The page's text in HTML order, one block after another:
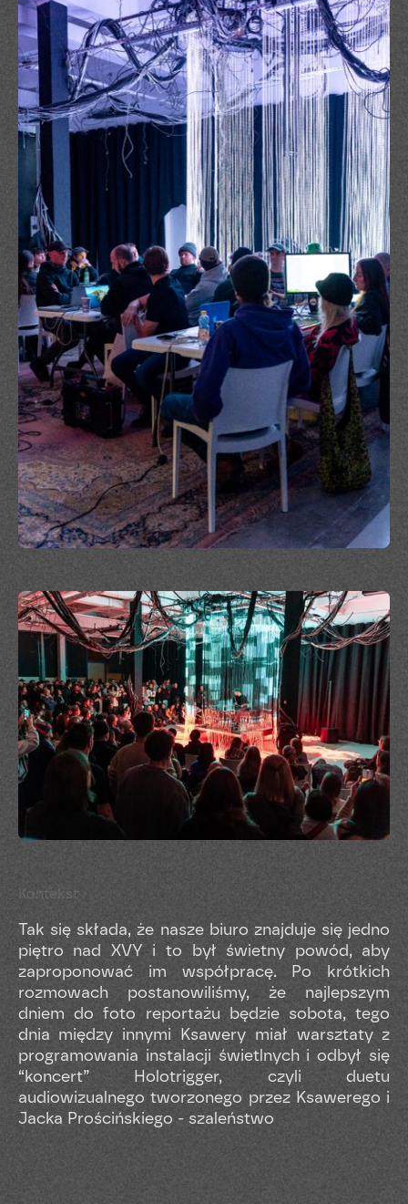
Kontekst
Tak się składa, że nasze biuro znajduje się jedno
piętro nad XVY i to był świetny powód, aby
zaproponować im współpracę. Po krótkich
rozmowach postanowiliśmy, że najlepszym
dniem do foto reportażu będzie sobota, tego
dnia między innymi Ksawery miał warsztaty z
programowania instalacji świetlnych i odbył się
“koncert” Holotrigger, czyli duetu
audiowizualnego tworzonego przez Ksawerego i
Jacka Prościńskiego - szaleństwo